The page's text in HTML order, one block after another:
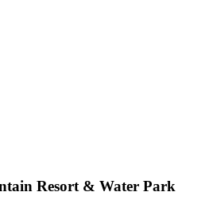
Resort & Water Park